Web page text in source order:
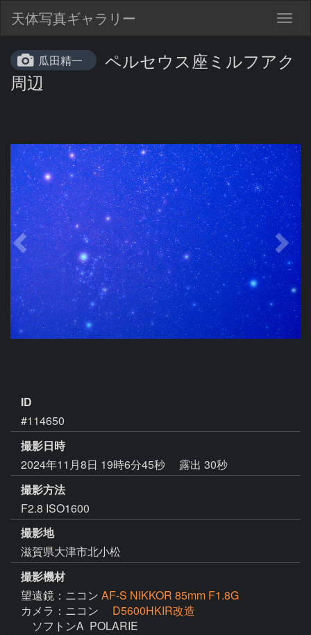
天体写真ギャラリー
瓜田精一
ペルセウス座ミルフアク
周辺
ID
#114650
撮影日時
2024年11月8日 19時6分45秒
露出 30秒
撮影方法
F2.8 ISO1600
撮影地
滋賀県大津市北小松
撮影機材
望遠鏡：ニコン AF-S NIKKOR 85mm F1.8G
カメラ：ニコン
D5600HKIR改造
ソフトンA  POLARIE